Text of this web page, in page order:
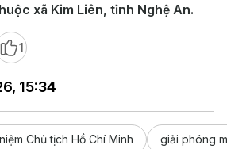
xã Kim Liên, tỉnh Nghệ An.
1
15:34
Chủ tịch Hồ Chí Minh giải phóng